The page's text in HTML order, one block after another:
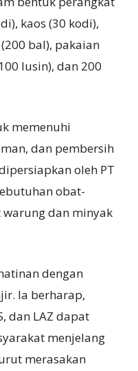
kaos (30 kodi),
bal), pakaian
lusin), dan 200
memenuhi
dan pembersih
oleh PT
obat-
dan minyak
dengan
Ia berharap,
dan LAZ dapat
menjelang
merasakan